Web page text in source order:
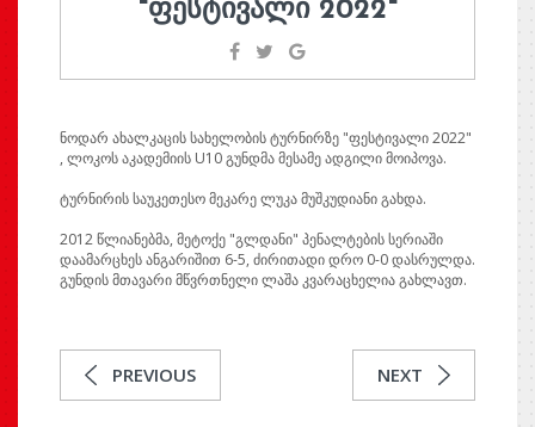
"ᲤᲔᲡᲢᲘᲕᲐᲚᲘ 2022"
ნოდარ ახალკაცის სახელობის ტურნირზე "ფესტივალი 2022"
, ლოკოს აკადემიის U10 გუნდმა მესამე ადგილი მოიპოვა.
ტურნირის საუკეთესო მეკარე ლუკა მუშკუდიანი გახდა.
2012 წლიანებმა, მეტოქე "გლდანი" პენალტების სერიაში
დაამარცხეს ანგარიშით 6-5, ძირითადი დრო 0-0 დასრულდა.
გუნდის მთავარი მწვრთნელი ლაშა კვარაცხელია გახლავთ.
PREVIOUS NEXT